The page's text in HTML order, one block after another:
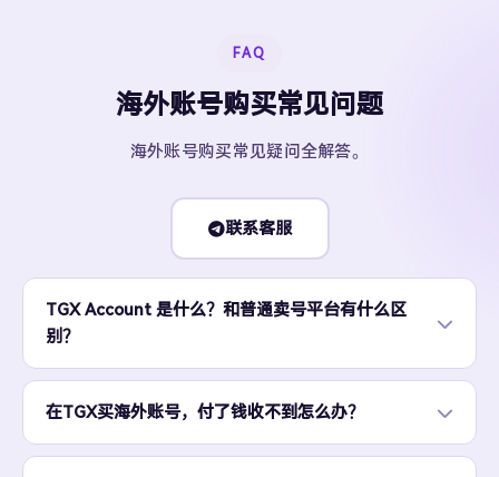
FAQ
海外账号购买常见问题
海外账号购买常见疑问全解答。
联系客服
TGX Account 是什么？和普通卖号平台有什么区
别？
在TGX买海外账号，付了钱收不到怎么办？